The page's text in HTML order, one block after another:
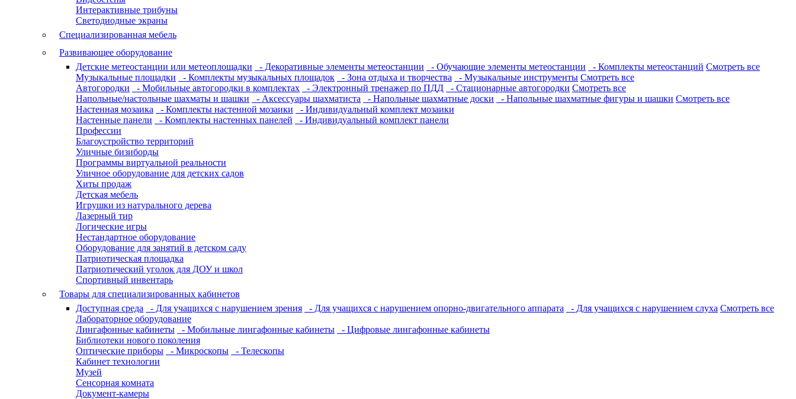
Интерактивные трибуны
Светодиодные экраны
Специализированная мебель
Развивающее оборудование
Детские метеостанции или метеоплощадки
- Декоративные элементы метеостанции - Обучающие элементы метеостанции - Комплекты метеостанций Смотреть все
Музыкальные площадки
- Комплекты музыкальных площадок - Зона отдыха и творчества - Музыкальные инструменты Смотреть все
Автогородки
- Мобильные автогородки в комплектах - Электронный тренажер по ПДД - Стационарные автогородки Смотреть все
Напольные/настольные шахматы и шашки
- Аксессуары шахматиста - Напольные шахматные доски - Напольные шахматные фигуры и шашки Смотреть все
Настенная мозаика
- Комплекты настенной мозаики
- Индивидуальный комплект мозаики
Настенные панели
- Комплекты настенных панелей
- Индивидуальный комплект панели
Профессии
Благоустройство территорий
Уличные бизиборды
Программы виртуальной реальности
Уличное оборудование для детских садов
Хиты продаж
Детская мебель
Игрушки из натурального дерева
Лазерный тир
Логические игры
Нестандартное оборудование
Оборудование для занятий в детском саду
Патриотическая площадка
Патриотический уголок для ДОУ и школ
Спортивный инвентарь
Товары для специализированных кабинетов
Доступная среда
- Для учащихся с нарушением зрения - Для учащихся с нарушением опорно-двигательного аппарата - Для учащихся с нарушением слуха Смотреть все
Лабораторное оборудование
Лингафонные кабинеты
- Мобильные лингафонные кабинеты
- Цифровые лингафонные кабинеты
Библиотеки нового поколения
Оптические приборы
- Микроскопы
- Телескопы
Кабинет технологии
Музей
Сенсорная комната
Документ-камеры